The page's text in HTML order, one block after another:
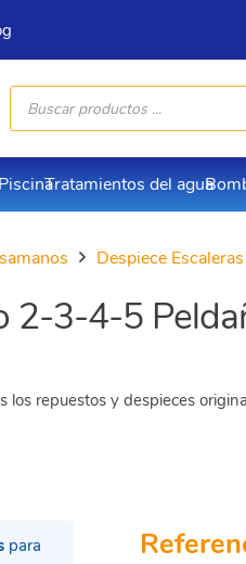
Búsqueda
productos
PiscinaTratamientos del agua
Despiece Escaleras
2-3-4-5
los repuestos y despieces
para